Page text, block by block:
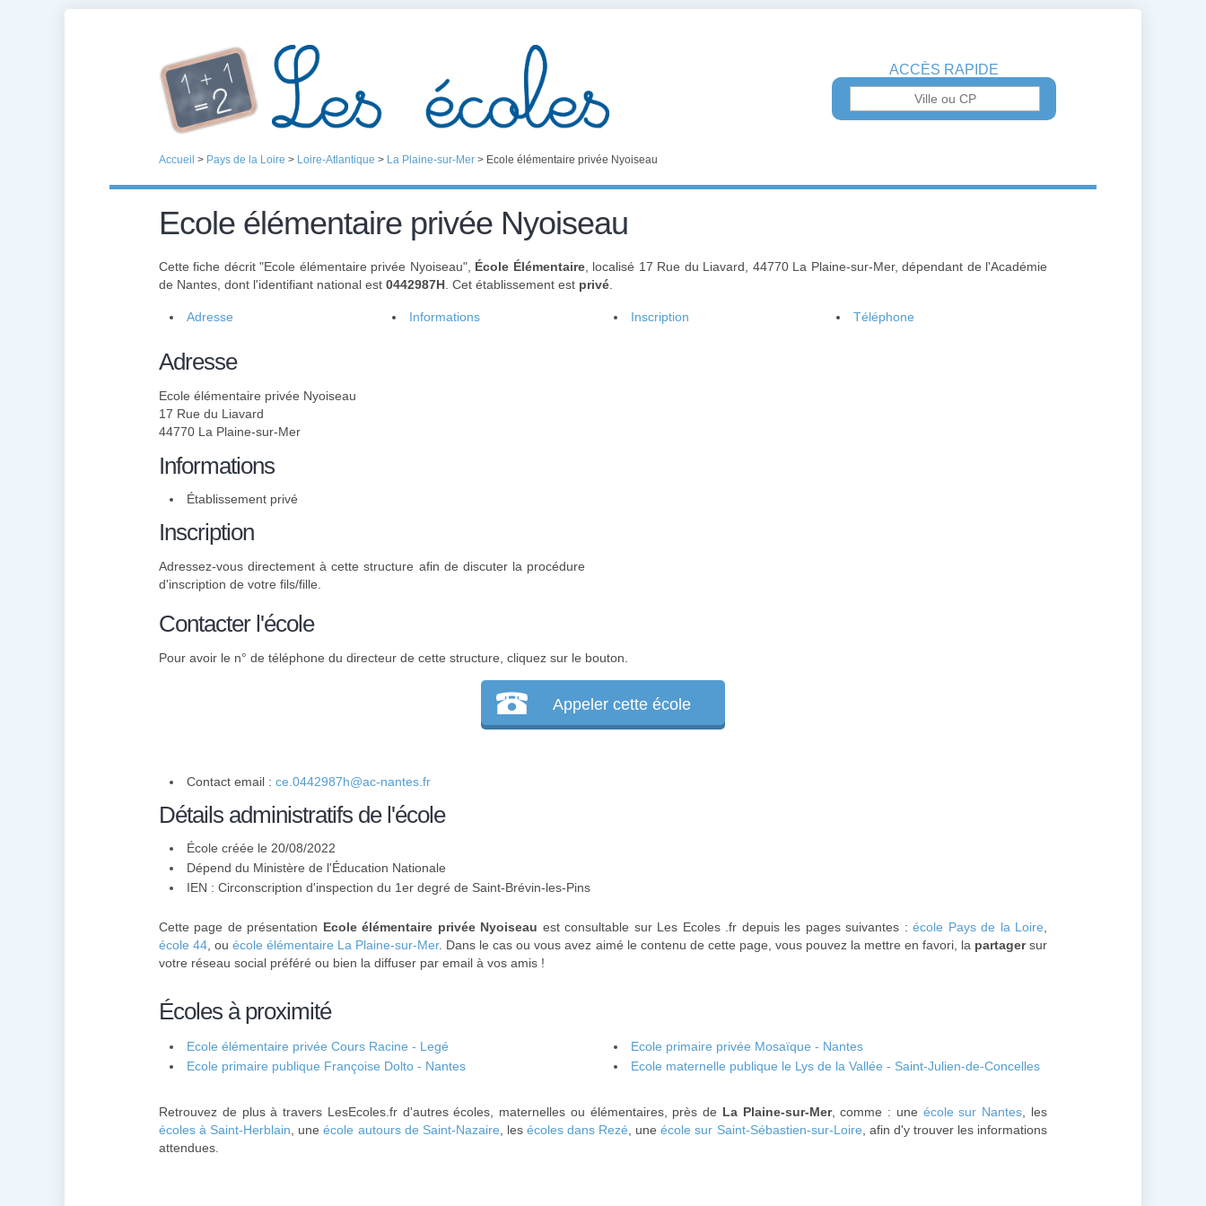
ACCÈS RAPIDE
Accueil > Pays de la Loire > Loire-Atlantique > La Plaine-sur-Mer > Ecole élémentaire privée Nyoiseau
Ecole élémentaire privée Nyoiseau
Cette fiche décrit "Ecole élémentaire privée Nyoiseau", École Élémentaire, localisé 17 Rue du Liavard, 44770 La Plaine-sur-Mer, dépendant de l'Académie
de Nantes, dont l'identifiant national est 0442987H . Cet établissement est privé
Adresse Informations Inscription Téléphone
Adresse
Ecole élémentaire privée Nyoiseau
17 Rue du Liavard
44770 La Plaine-sur-Mer
Informations
Établissement privé
Inscription
Adressez-vous directement à cette structure afin de discuter la procédure
d'inscription de votre fils/fille.
Contacter l'école
Pour avoir le n° de téléphone du directeur de cette structure, cliquez sur le bouton.
Appeler cette école
Contact email : ce.0442987h@ac-nantes.fr
Détails administratifs de l'école
École créée le 20/08/2022
Dépend du Ministère de l'Éducation Nationale
IEN : Circonscription d'inspection du 1er degré de Saint-Brévin-les-Pins
Cette page de présentation Ecole élémentaire privée Nyoiseau est consultable sur Les Ecoles .fr depuis les pages suivantes :école Pays de la Loire
école 44 , ouécole élémentaire La Plaine-sur-Mer. Dans le cas ou vous avez aimé le contenu de cette page, vous pouvez la mettre en favori, la partagersur
votre réseau social préféré ou bien la diffuser par email à vos amis !
Écoles à proximité
Ecole élémentaire privée Cours Racine - Legé
Ecole primaire privée Mosaïque - Nantes
Ecole primaire publique Françoise Dolto - Nantes
Ecole maternelle publique le Lys de la Vallée - Saint-Julien-de-Concelles
Retrouvez de plus à travers LesEcoles.fr d'autres écoles, maternelles ou élémentaires, près de La Plaine-sur-Mer, comme : une école sur Nantes , les
écoles à Saint-Herblain , uneécole autours de Saint-Nazaire , les écoles dans Rezé , uneécole sur Saint-Sébastien-sur-Loire , afin d'y trouver les informations
attendues.